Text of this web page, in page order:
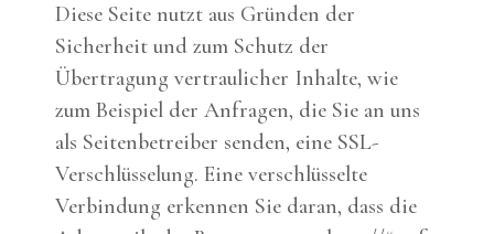
Diese Seite nutzt aus Gründen der
Sicherheit und zum Schutz der
Übertragung vertraulicher Inhalte, wie
zum Beispiel der Anfragen, die Sie an uns
als Seitenbetreiber senden, eine SSL-
Verschlüsselung. Eine verschlüsselte
Verbindung erkennen Sie daran, dass die